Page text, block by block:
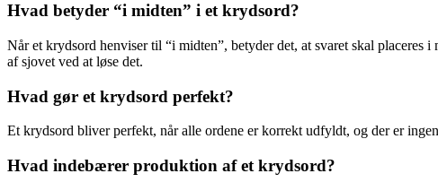
Hvad betyder “i midten” i et krydsord?
Når et krydsord henviser til “i midten”, betyder det, at svaret skal
af sjovet ved at løse det.
Hvad gør et krydsord perfekt?
Et krydsord bliver perfekt, når alle ordene er korrekt udfyldt, og der er
Hvad indebærer produktion af et krydsord?